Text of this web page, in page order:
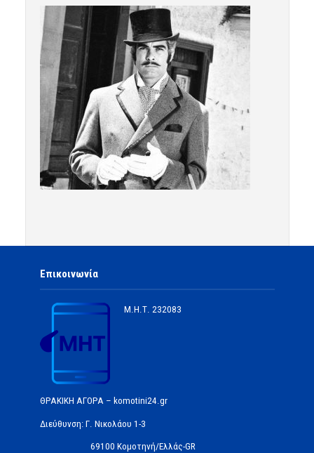
Επικοινωνία
Μ.Η.Τ. 232083
ΘΡΑΚΙΚΗ ΑΓΟΡΑ – komotini24.gr
Διεύθυνση: Γ. Νικολάου 1-3
69100 Κομοτηνή/Ελλάς-GR